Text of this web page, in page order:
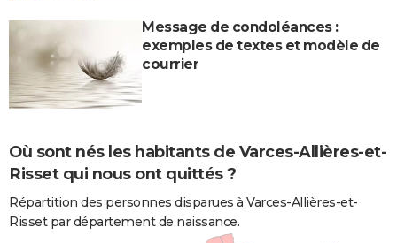
Message de condoléances :
exemples de textes et modèle de
courrier
Où sont nés les habitants de Varces-Allières-et-
Risset qui nous ont quittés ?
Répartition des personnes disparues à Varces-Allières-et-
Risset par département de naissance.